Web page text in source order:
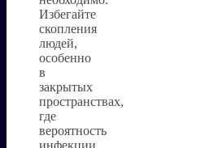
Избегайте
скопления
людей,
особенно
в
закрытых
пространствах,
где
вероятность